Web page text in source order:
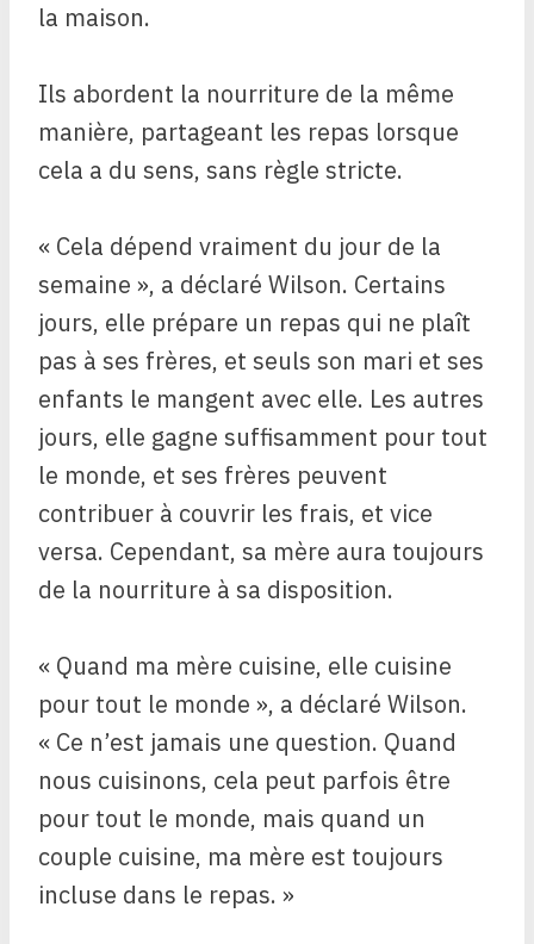
la maison.
Ils abordent la nourriture de la même
manière, partageant les repas lorsque
cela a du sens, sans règle stricte.
« Cela dépend vraiment du jour de la
semaine », a déclaré Wilson. Certains
jours, elle prépare un repas qui ne plaît
pas à ses frères, et seuls son mari et ses
enfants le mangent avec elle. Les autres
jours, elle gagne suffisamment pour tout
le monde, et ses frères peuvent
contribuer à couvrir les frais, et vice
versa. Cependant, sa mère aura toujours
de la nourriture à sa disposition.
« Quand ma mère cuisine, elle cuisine
pour tout le monde », a déclaré Wilson.
« Ce n’est jamais une question. Quand
nous cuisinons, cela peut parfois être
pour tout le monde, mais quand un
couple cuisine, ma mère est toujours
incluse dans le repas. »